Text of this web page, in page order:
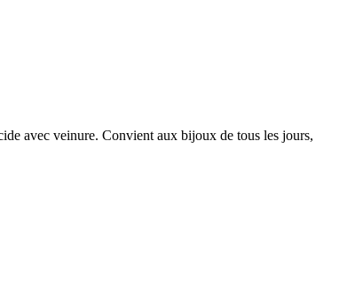
avec veinure. Convient aux bijoux de tous les jours,